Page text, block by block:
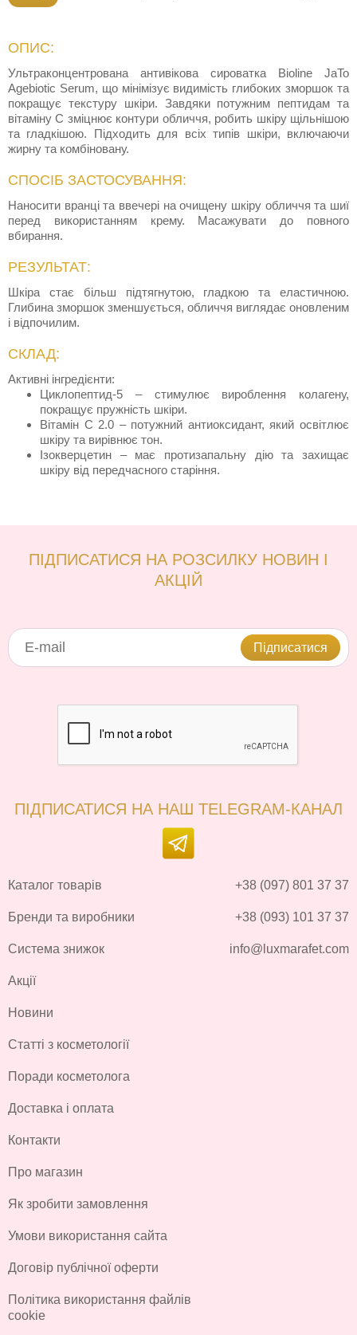
ОПИС:
Ультраконцентрована антивікова сироватка Bioline JaTo
Agebiotic Serum, що мінімізує видимість глибоких зморшок та
покращує текстуру шкіри. Завдяки потужним пептидам та
вітаміну С зміцнює контури обличчя, робить шкіру щільнішою
та гладкішою. Підходить для всіх типів шкіри, включаючи
жирну та комбіновану.
СПОСІБ ЗАСТОСУВАННЯ:
Наносити вранці та ввечері на очищену шкіру обличчя та шиї
перед використанням крему. Масажувати до повного
вбирання.
РЕЗУЛЬТАТ:
Шкіра стає більш підтягнутою, гладкою та еластичною.
Глибина зморшок зменшується, обличчя виглядає оновленим
і відпочилим.
СКЛАД:
Активні інгредієнти:
Циклопептид-5 – стимулює вироблення колагену,
покращує пружність шкіри.
Вітамін С 2.0 – потужний антиоксидант, який освітлює
шкіру та вирівнює тон.
Ізокверцетин – має протизапальну дію та захищає
шкіру від передчасного старіння.
ПІДПИСАТИСЯ НА РОЗСИЛКУ НОВИН І
АКЦІЙ
Підписатися
ПІДПИСАТИСЯ НА НАШ TELEGRAM-КАНАЛ
Каталог товарів
Бренди та виробники
Система знижок
Акції
Новини
Статті з косметології
Поради косметолога
Доставка і оплата
Контакти
Про магазин
Як зробити замовлення
Умови використання сайта
Договір публічної оферти
Політика використання файлів
cookie
+38 (097) 801 37 37
+38 (093) 101 37 37
info@luxmarafet.com